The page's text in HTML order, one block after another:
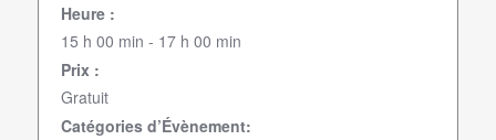
Heure :
15 h 00 min - 17 h 00 min
Prix :
Gratuit
Catégories d’Évènement: